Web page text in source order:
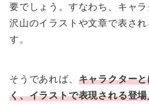
要でしょう。すなわち、キャ
沢山のイラストや文章で表さ
す。
そうであれば、 キャラクター
く、イラストで表現される登